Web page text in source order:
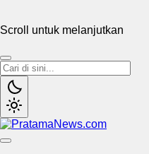
Scroll untuk melanjutkan